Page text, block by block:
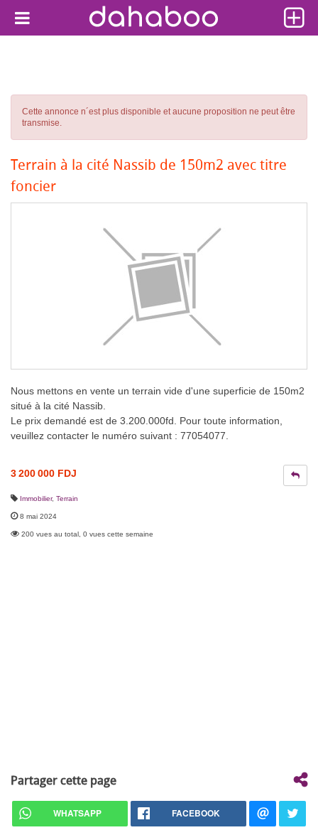
Cette annonce n´est plus disponible et aucune proposition ne peut être
transmise.
Terrain à la cité Nassib de 150m2 avec titre
foncier
Nous mettons en vente un terrain vide d'une superficie de 150m2
situé à la cité Nassib.
Le prix demandé est de 3.200.000fd. Pour toute information,
veuillez contacter le numéro suivant : 77054077.
3 200 000 FDJ
Immobilier, Terrain
8 mai 2024
200 vues au total, 0 vues cette semaine
Partager cette page
WHATSAPP FACEBOOK